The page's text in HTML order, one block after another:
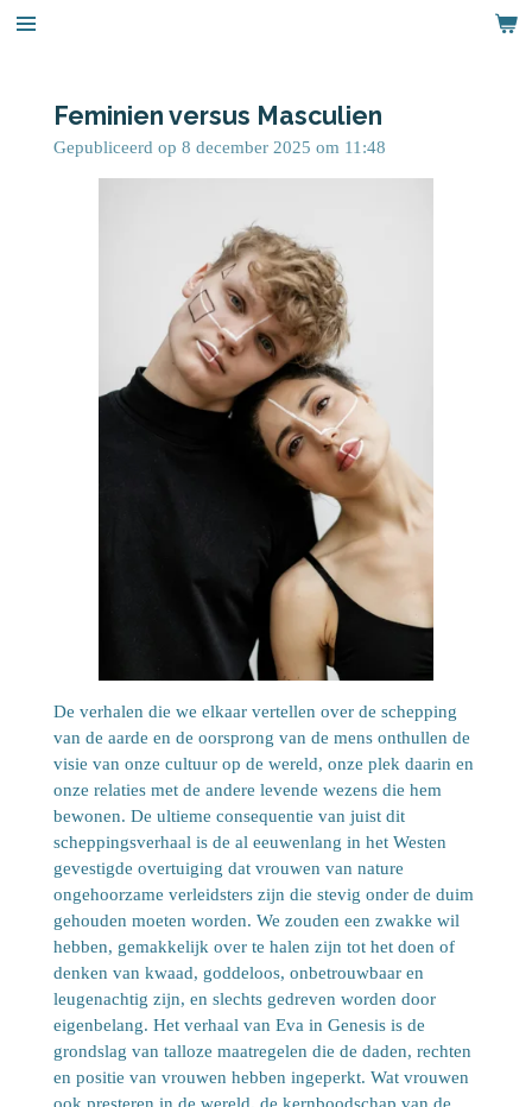
Ga
hoofdinhoud
Feminien versus Masculien
Gepubliceerd op 8 december 2025 om 11:48
De verhalen die we elkaar vertellen over de schepping
van de aarde en de oorsprong van de mens onthullen de
visie van onze cultuur op de wereld, onze plek daarin en
onze relaties met de andere levende wezens die hem
bewonen. De ultieme consequentie van juist dit
scheppingsverhaal is de al eeuwenlang in het Westen
gevestigde overtuiging dat vrouwen van nature
ongehoorzame verleidsters zijn die stevig onder de duim
gehouden moeten worden. We zouden een zwakke wil
hebben, gemakkelijk over te halen zijn tot het doen of
denken van kwaad, goddeloos, onbetrouwbaar en
leugenachtig zijn, en slechts gedreven worden door
eigenbelang. Het verhaal van Eva in Genesis is de
grondslag van talloze maatregelen die de daden, rechten
en positie van vrouwen hebben ingeperkt. Wat vrouwen